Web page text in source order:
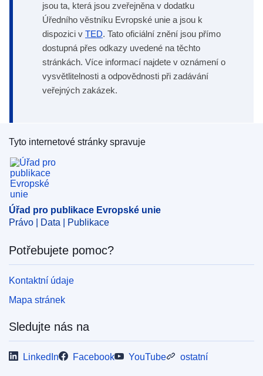
jsou ta, která jsou zveřejněna v dodatku
Úředního věstníku Evropské unie a jsou k
dispozici v TED. Tato oficiální znění jsou přímo
dostupná přes odkazy uvedené na těchto
stránkách. Více informací najdete v oznámení o
vysvětlitelnosti a odpovědnosti při zadávání
veřejných zakázek.
Úřad pro publikace Evropské unie
Tyto internetové stránky spravuje
Úřad pro publikace Evropské unie
Právo | Data | Publikace
Potřebujete pomoc?
Kontaktní údaje
Mapa stránek
Sledujte nás na
LinkedIn Facebook YouTube ostatní